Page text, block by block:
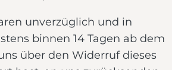
unverzüglich und in
binnen 14 Tagen ab dem
über den Widerruf dieses